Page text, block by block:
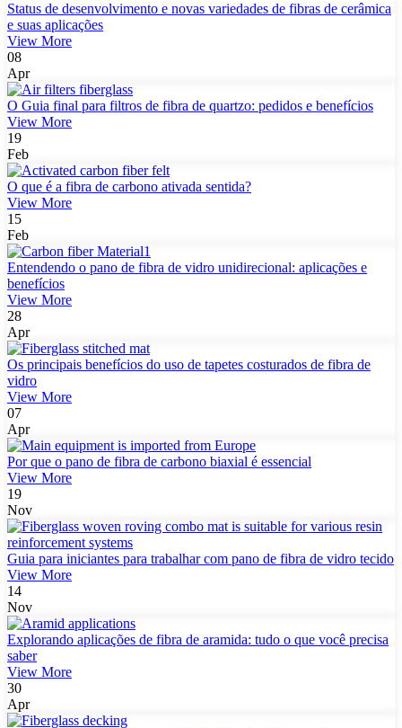
Status de desenvolvimento e novas variedades de fibras de cerâmica
e suas aplicações
View More
08
Apr
O Guia final para filtros de fibra de quartzo: pedidos e benefícios
View More
19
Feb
O que é a fibra de carbono ativada sentida?
View More
15
Feb
Entendendo o pano de fibra de vidro unidirecional: aplicações e
benefícios
View More
28
Apr
Os principais benefícios do uso de tapetes costurados de fibra de
vidro
View More
07
Apr
Por que o pano de fibra de carbono biaxial é essencial
View More
19
Nov
Guia para iniciantes para trabalhar com pano de fibra de vidro tecido
View More
14
Nov
Explorando aplicações de fibra de aramida: tudo o que você precisa
saber
View More
30
Apr